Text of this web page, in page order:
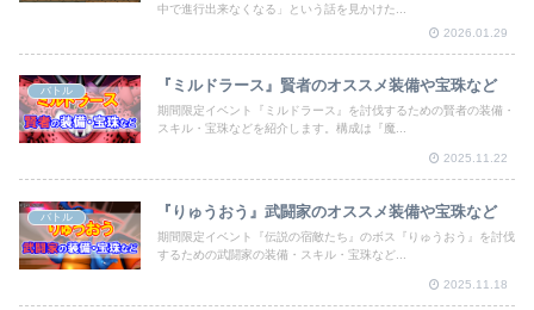
中で進行出来なくなる」という話を見かけた...
2026.01.29
バトル 『ミルドラース』賢者のオススメ装備や宝珠など
期間限定イベント『ミルドラース』を討伐するための賢者の装備・
スキル・宝珠などを紹介します。構成は『魔...
2025.11.22
バトル 『りゅうおう』武闘家のオススメ装備や宝珠など
期間限定イベント『伝説の宿敵たち』のボス『りゅうおう』を討伐
するための武闘家の装備・スキル・宝珠など...
2025.11.18